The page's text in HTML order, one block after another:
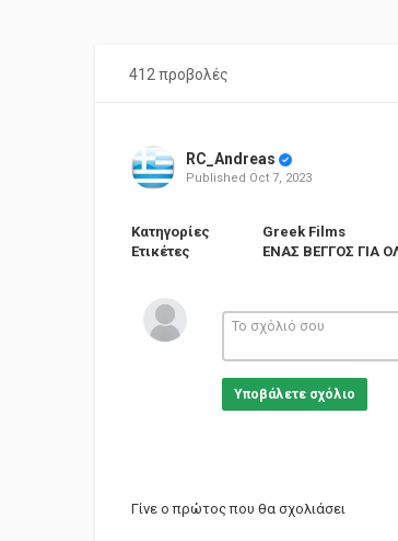
412 προβολές
RC_Andreas
Published Oct 7, 2023
Κατηγορίες
Greek Films
Ετικέτες
ΕΝΑΣ ΒΕΓΓΟΣ ΓΙΑ
Υποβάλετε σχόλιο
Γίνε ο πρώτος που θα σχολιάσει